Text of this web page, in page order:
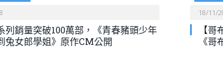
列銷量突破100萬部，《青春豬頭少年
兔女郎學姐》原作CM公開
18/11/
【
《